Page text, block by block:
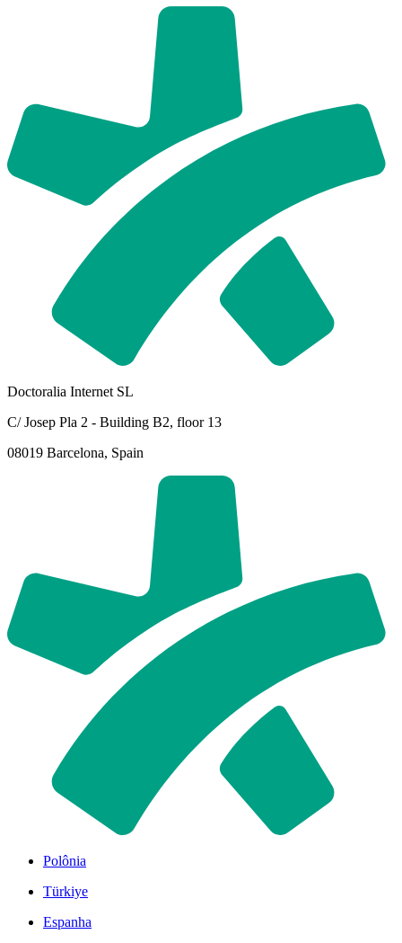
Doctoralia Internet SL
C/ Josep Pla 2 - Building B2, floor 13
08019 Barcelona, Spain
Polônia
Türkiye
Espanha